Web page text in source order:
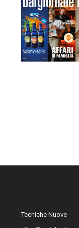
Tecniche Nuove